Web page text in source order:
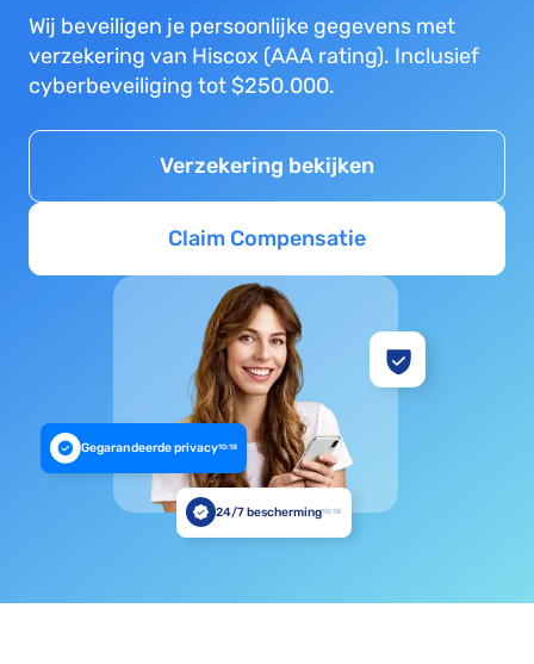
Wij beveiligen je persoonlijke gegevens met
verzekering van Hiscox (AAA rating). Inclusief
cyberbeveiliging tot $250.000.
Verzekering bekijken
Claim Compensatie
Gegarandeerde privacy10:18
24/7 bescherming10:18